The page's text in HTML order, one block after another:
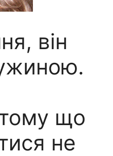
він
що
не